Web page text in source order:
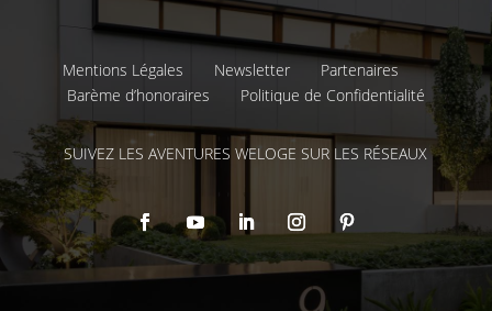
Mentions Légales Newsletter
Partenaires
Barème d’honoraires
Politique de Confidentialité
SUIVEZ LES AVENTURES WELOGE SUR LES RÉSEAUX